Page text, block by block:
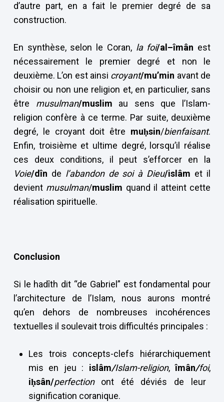
d’autre part, en a fait le premier degré de sa
construction.
En synthèse, selon le Coran, la foi/al–îmân est
nécessairement le premier degré et non le
deuxième. L’on est ainsi croyant/mu’min avant de
choisir ou non une religion et, en particulier, sans
être musulman/muslim au sens que l’Islam-
religion confère à ce terme. Par suite, deuxième
degré, le croyant doit être muḥsin/bienfaisant.
Enfin, troisième et ultime degré, lorsqu’il réalise
ces deux conditions, il peut s’efforcer en la
Voie/dîn de l’abandon de soi à Dieu/islâm et il
devient musulman/muslim quand il atteint cette
réalisation spirituelle.
Conclusion
Si le hadîth dit “de Gabriel” est fondamental pour
l’architecture de l’Islam, nous aurons montré
qu’en dehors de nombreuses incohérences
textuelles il soulevait trois difficultés principales :
Les trois concepts-clefs hiérarchiquement
mis en jeu : islâm/Islam-religion,îmân/foi,
iḥsân/perfectionont été déviés de leur
signification coranique.